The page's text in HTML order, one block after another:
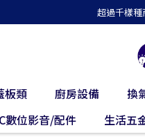
超過千樣種
板類 廚房設備 換
數位影音/配件 生活五